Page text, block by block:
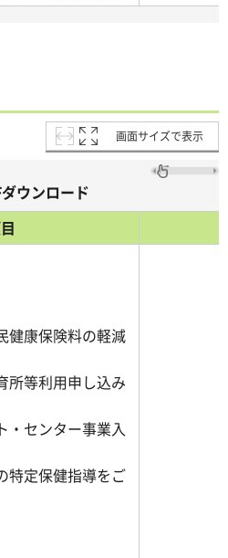
画面サイズで表示
ウンロード
健康保険料の軽減
所等利用申し込み
・センター事業入
特定保健指導をご